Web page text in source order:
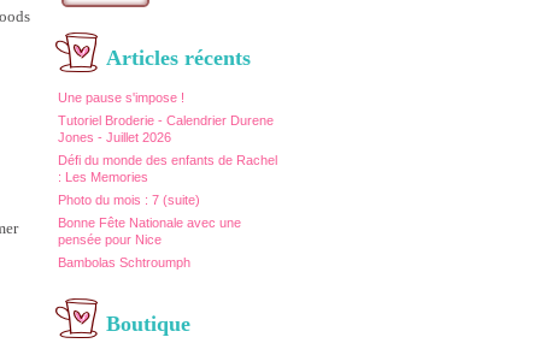
Articles récents
Une pause s'impose !
Tutoriel Broderie - Calendrier Durene
Jones - Juillet 2026
Défi du monde des enfants de Rachel
: Les Memories
Photo du mois : 7 (suite)
Bonne Fête Nationale avec une
pensée pour Nice
Bambolas Schtroumph
Boutique